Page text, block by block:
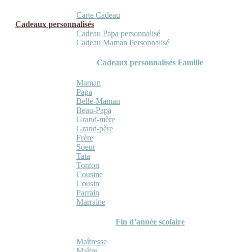
Carte Cadeau
Cadeaux personnalisés
Cadeau Papa personnalisé
Cadeau Maman Personnalisé
Cadeaux personnalisés Famille
Maman
Papa
Belle-Maman
Beau-Papa
Grand-mère
Grand-père
Frère
Soeur
Tata
Tonton
Cousine
Cousin
Parrain
Marraine
Fin d’année scolaire
Maîtresse